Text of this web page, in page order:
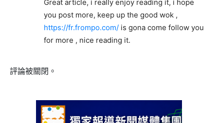
Great article, i really enjoy reading it, i hope
you post more, keep up the good wok ,
https://fr.frompo.com/ is gona come follow you
for more , nice reading it.
評論被關閉。